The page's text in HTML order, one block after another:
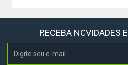
RECEBA NOVIDADES